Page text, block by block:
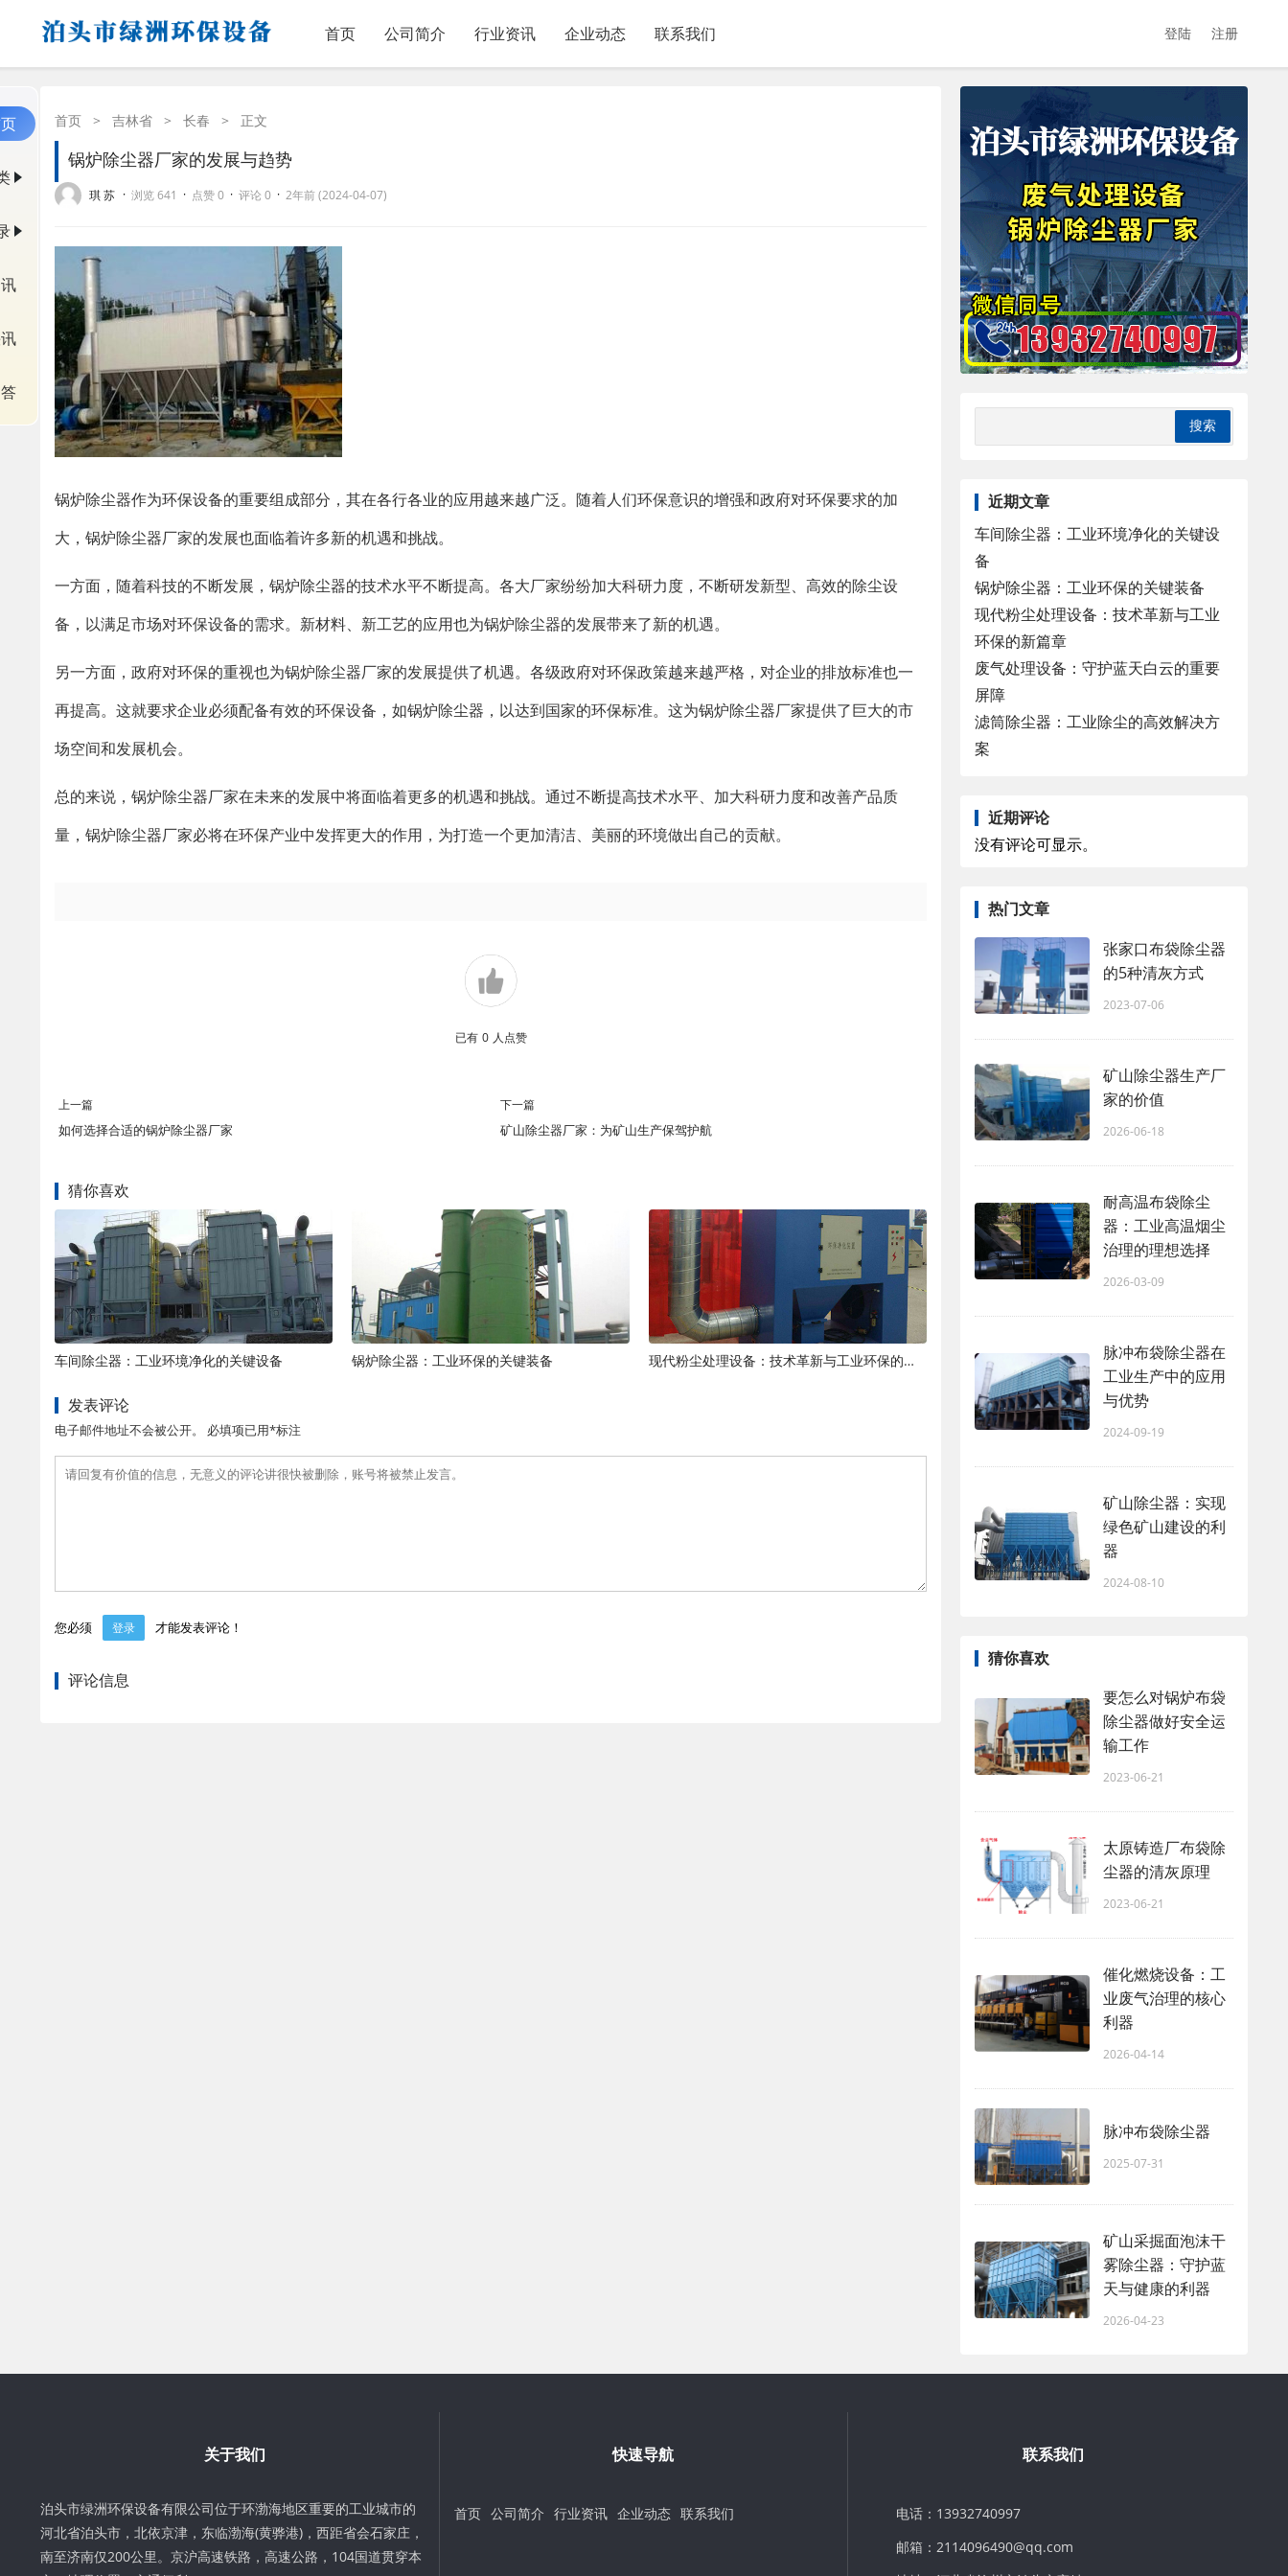
首页 公司简介 行业资讯 企业动态 联系我们 登陆 注册
首页 > 吉林省 > 长春 > 正文
锅炉除尘器厂家的发展与趋势
琪 苏 · 浏览 641 · 点赞 0 · 评论 0 · 2年前 (2024-04-07)
锅炉除尘器作为环保设备的重要组成部分，其在各行各业的应用越来越广泛。随着人们环保意识的增强和政府对环保要求的加
大，锅炉除尘器厂家的发展也面临着许多新的机遇和挑战。
一方面，随着科技的不断发展，锅炉除尘器的技术水平不断提高。各大厂家纷纷加大科研力度，不断研发新型、高效的除尘设
备，以满足市场对环保设备的需求。新材料、新工艺的应用也为锅炉除尘器的发展带来了新的机遇。
另一方面，政府对环保的重视也为锅炉除尘器厂家的发展提供了机遇。各级政府对环保政策越来越严格，对企业的排放标准也一
再提高。这就要求企业必须配备有效的环保设备，如锅炉除尘器，以达到国家的环保标准。这为锅炉除尘器厂家提供了巨大的市
场空间和发展机会。
总的来说，锅炉除尘器厂家在未来的发展中将面临着更多的机遇和挑战。通过不断提高技术水平、加大科研力度和改善产品质
量，锅炉除尘器厂家必将在环保产业中发挥更大的作用，为打造一个更加清洁、美丽的环境做出自己的贡献。
已有 0 人点赞
上一篇
如何选择合适的锅炉除尘器厂家
下一篇
矿山除尘器厂家：为矿山生产保驾护航
猜你喜欢
车间除尘器：工业环境净化的关键设备 锅炉除尘器：工业环保的关键装备 现代粉尘处理设备：技术革新与工业环保的新篇章
发表评论
电子邮件地址不会被公开。 必填项已用*标注
您必须 登录 才能发表评论！
评论信息
近期文章
车间除尘器：工业环境净化的关键设
备
锅炉除尘器：工业环保的关键装备
现代粉尘处理设备：技术革新与工业
环保的新篇章
废气处理设备：守护蓝天白云的重要
屏障
滤筒除尘器：工业除尘的高效解决方
案
近期评论
没有评论可显示。
热门文章
张家口布袋除尘器
的5种清灰方式
2023-07-06
矿山除尘器生产厂
家的价值
2026-06-18
耐高温布袋除尘
器：工业高温烟尘
治理的理想选择
2026-03-09
脉冲布袋除尘器在
工业生产中的应用
与优势
2024-09-19
矿山除尘器：实现
绿色矿山建设的利
器
2024-08-10
猜你喜欢
要怎么对锅炉布袋
除尘器做好安全运
输工作
2023-06-21
太原铸造厂布袋除
尘器的清灰原理
2023-06-21
催化燃烧设备：工
业废气治理的核心
利器
2026-04-14
脉冲布袋除尘器
2025-07-31
矿山采掘面泡沫干
雾除尘器：守护蓝
天与健康的利器
2026-04-23
关于我们
泊头市绿洲环保设备有限公司位于环渤海地区重要的工业城市的
河北省泊头市，北依京津，东临渤海(黄骅港)，西距省会石家庄，
南至济南仅200公里。京沪高速铁路，高速公路，104国道贯穿本
快速导航
首页 公司简介 行业资讯 企业动态 联系我们
联系我们
电话：13932740997
邮箱：2114096490@qq.com